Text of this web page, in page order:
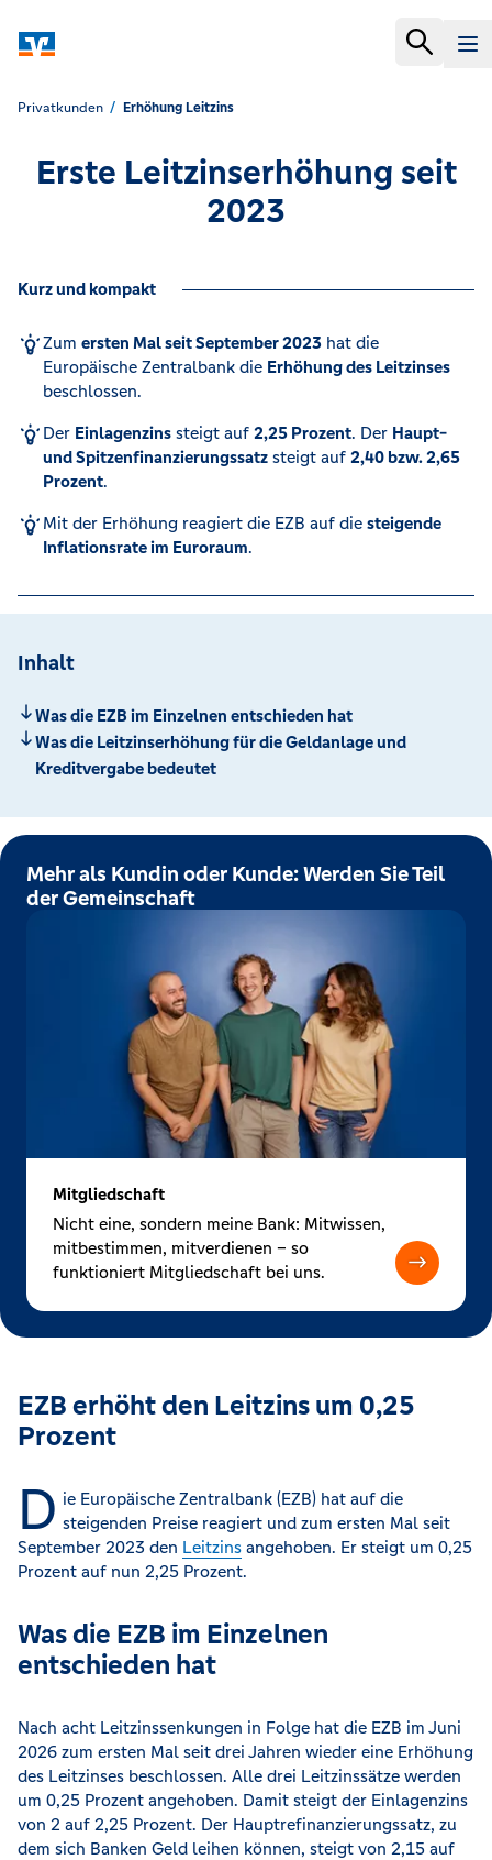
Privatkunden Erhöhung Leitzins
Erste Leitzinserhöhung seit
2023
Kurz und kompakt
Zum ersten Mal seit September 2023hat die
Europäische Zentralbank die Erhöhung des Leitzinses
beschlossen.
Der Einlagenzinssteigt auf 2,25 Prozent. Der Haupt-
und Spitzenfinanzierungssatzsteigt auf 2,40 bzw. 2,65
Prozent.
Mit der Erhöhung reagiert die EZB auf die steigende
Inflationsrate im Euroraum.
Inhalt
Was die EZB im Einzelnen entschieden hat
Was die Leitzinserhöhung für die Geldanlage und
Kreditvergabe bedeutet
Mehr als Kundin oder Kunde: Werden Sie Teil
der Gemeinschaft
Mitgliedschaft
Nicht eine, sondern meine Bank: Mitwissen,
mitbestimmen, mitverdienen – so
funktioniert Mitgliedschaft bei uns.
EZB erhöht den Leitzins um 0,25
Prozent
D ie Europäische Zentralbank (EZB) hat auf die
steigenden Preise reagiert und zum ersten Mal seit
September 2023 den Leitzins angehoben. Er steigt um 0,25
Prozent auf nun 2,25 Prozent.
Was die EZB im Einzelnen
entschieden hat
Nach acht Leitzinssenkungen in Folge hat die EZB im Juni
2026 zum ersten Mal seit drei Jahren wieder eine Erhöhung
des Leitzinses beschlossen. Alle drei Leitzinssätze werden
um 0,25 Prozent angehoben. Damit steigt der Einlagenzins
von 2 auf 2,25 Prozent. Der Hauptrefinanzierungssatz, zu
dem sich Banken Geld leihen können, steigt von 2,15 auf